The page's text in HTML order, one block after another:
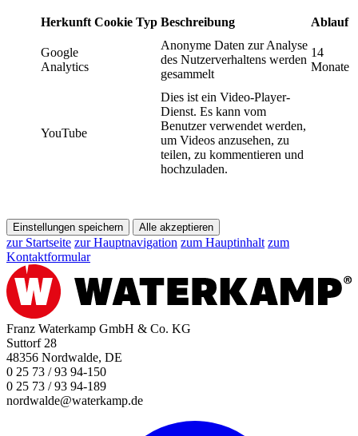
Herkunft Cookie Typ Beschreibung Ablauf
Google
Analytics
Anonyme Daten zur Analyse
des Nutzerverhaltens werden
gesammelt
14
Monate
YouTube
Dies ist ein Video-Player-
Dienst. Es kann vom
Benutzer verwendet werden,
um Videos anzusehen, zu
teilen, zu kommentieren und
hochzuladen.
Einstellungen speichern Alle akzeptieren
zur Startseite zur Hauptnavigation zum Hauptinhalt zum
Kontaktformular
Franz Waterkamp GmbH & Co. KG
Suttorf 28
48356 Nordwalde, DE
0 25 73 / 93 94-150
0 25 73 / 93 94-189
nordwalde@waterkamp.de